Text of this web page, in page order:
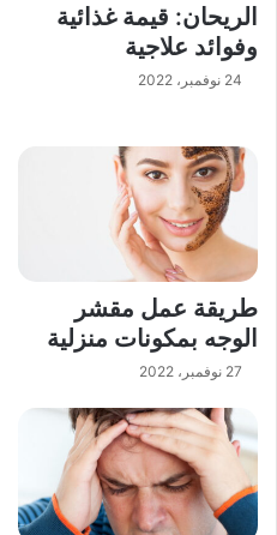
الريحان: قيمة غذائية
وفوائد علاجية
24 نوفمبر، 2022
طريقة عمل مقشر
الوجه بمكونات منزلية
27 نوفمبر، 2022